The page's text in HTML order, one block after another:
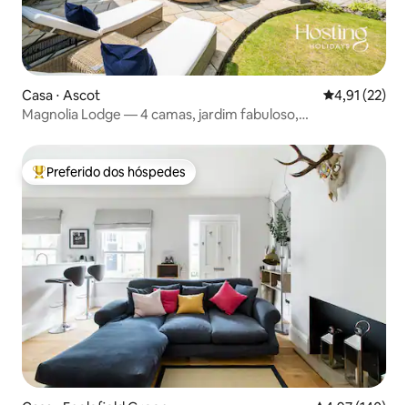
Casa ⋅ Ascot 4,91 de uma
4,91 (22)
Magnolia Lodge — 4 camas, jardim fabuloso,
Entre os melhores preferidos dos hóspedes
Preferido dos hóspedes